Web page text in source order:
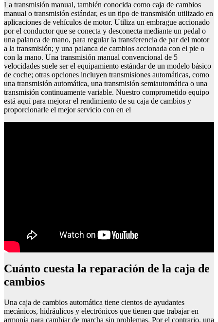
La transmisión manual, también conocida como caja de cambios
manual o transmisión estándar, es un tipo de transmisión utilizado en
aplicaciones de vehículos de motor. Utiliza un embrague accionado
por el conductor que se conecta y desconecta mediante un pedal o
una palanca de mano, para regular la transferencia de par del motor
a la transmisión; y una palanca de cambios accionada con el pie o
con la mano. Una transmisión manual convencional de 5
velocidades suele ser el equipamiento estándar de un modelo básico
de coche; otras opciones incluyen transmisiones automáticas, como
una transmisión automática, una transmisión semiautomática o una
transmisión continuamente variable. Nuestro comprometido equipo
está aquí para mejorar el rendimiento de su caja de cambios y
proporcionarle el mejor servicio con en el
Cuánto cuesta la reparación de la caja de
cambios
Una caja de cambios automática tiene cientos de ayudantes
mecánicos, hidráulicos y electrónicos que tienen que trabajar en
armonía para cambiar de marcha sin problemas. Por el contrario, una